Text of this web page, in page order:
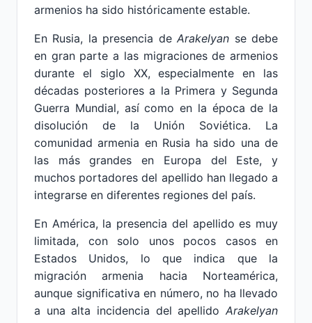
armenios ha sido históricamente estable.
En Rusia, la presencia deArakelyan se debe
en gran parte a las migraciones de armenios
durante el siglo XX, especialmente en las
décadas posteriores a la Primera y Segunda
Guerra Mundial, así como en la época de la
disolución de la Unión Soviética. La
comunidad armenia en Rusia ha sido una de
las más grandes en Europa del Este, y
muchos portadores del apellido han llegado a
integrarse en diferentes regiones del país.
En América, la presencia del apellido es muy
limitada, con solo unos pocos casos en
Estados Unidos, lo que indica que la
migración armenia hacia Norteamérica,
aunque significativa en número, no ha llevado
a una alta incidencia del apellido Arakelyan